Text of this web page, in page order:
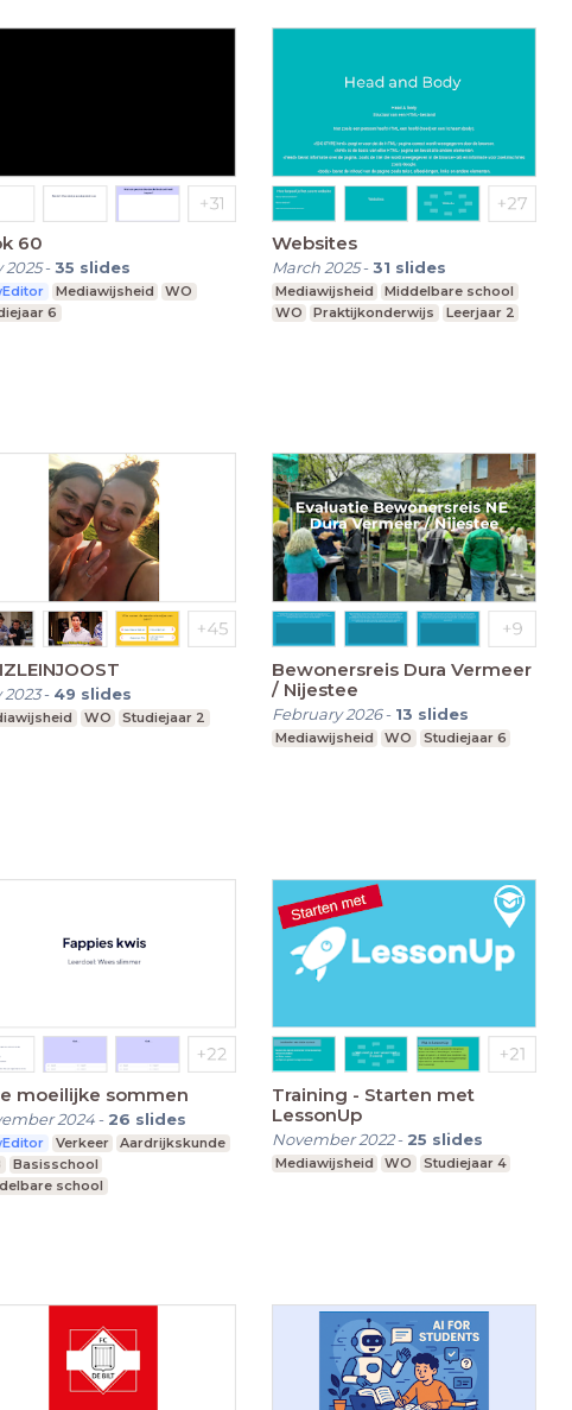
60
2025-35 slides
Mediawijsheid
WO
6
Websites
March 2025-31 slides
Mediawijsheid
Middelbare school
WO
Praktijkonderwijs Leerjaar 2
2023- 49 slides
WO Studiejaar 2
Bewonersreis Dura Vermeer
/ Nijestee
February 2026- 13 slides
Mediawijsheid WO Studiejaar 6
moeilijke sommen
2024- 26 slides
Verkeer
Aardrijkskunde
Basisschool
school
Training - Starten met
LessonUp
November 2022- 25 slides
Mediawijsheid WO Studiejaar 4